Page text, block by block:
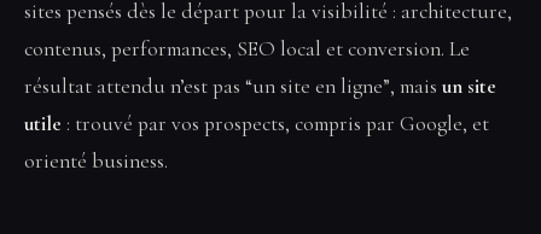
sites pensés dès le départ pour la visibilité : architecture,
contenus, performances, SEO local et conversion. Le
résultat attendu n’est pas “un site en ligne”, mais un site
utile : trouvé par vos prospects, compris par Google, et
orienté business.